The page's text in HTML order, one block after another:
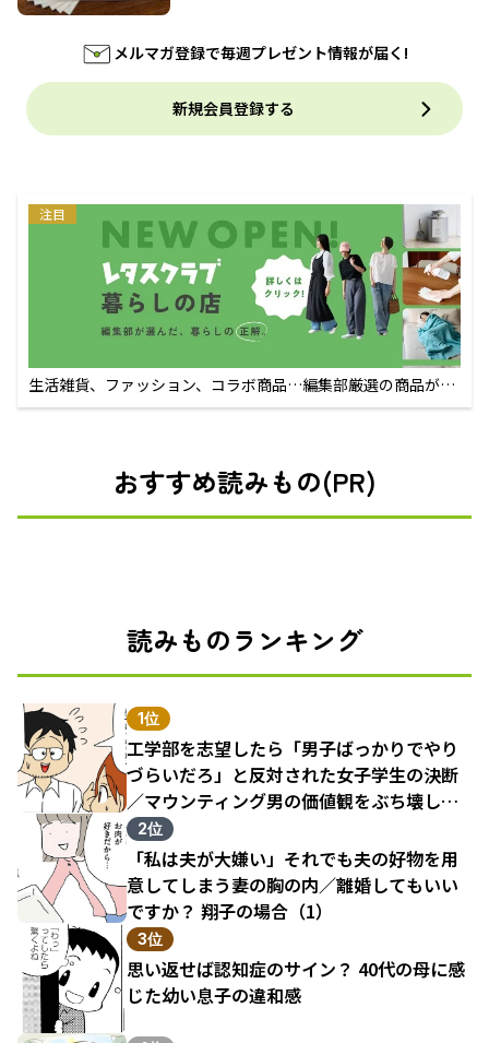
メルマガ登録で毎週プレゼント情報が届く!
新規会員登録する
注目
生活雑貨、ファッション、コラボ商品…編集部厳選の商品が買
えるECサイト
おすすめ読みもの(PR)
読みものランキング
1位
工学部を志望したら「男子ばっかりでやり
づらいだろ」と反対された女子学生の決断
／マウンティング男の価値観をぶち壊した
結果（1）
2位
「私は夫が大嫌い」それでも夫の好物を用
意してしまう妻の胸の内／離婚してもいい
ですか？ 翔子の場合（1）
3位
思い返せば認知症のサイン？ 40代の母に感
じた幼い息子の違和感